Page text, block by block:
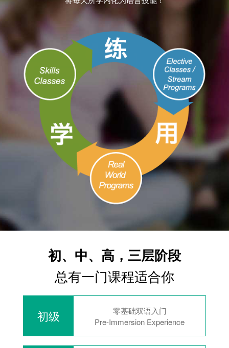
初、中、高，三层阶段
总有一门课程适合你
初级
零基础双语入门
Pre-Immersion Experience